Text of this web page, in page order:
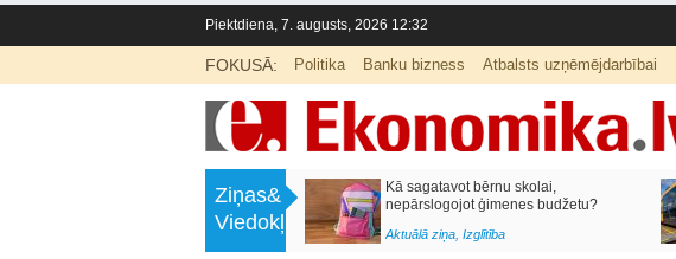
Piektdiena, 7. augusts, 2026 12:32
FOKUSĀ: Politika Banku bizness Atbalsts uzņēmējdarbībai
Ziņas&
Viedokļi
Labklājības ministrija rosina reformēt
un būtiski uzlabot vecāku pabalstu
Kā sagatavot bērnu skolai,
nepārslogojot ģimenes budžetu?
Aktuālā ziņa, Izglītība